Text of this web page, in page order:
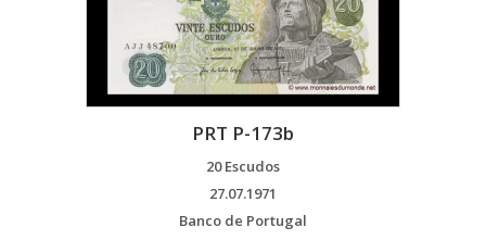
PRT P-173b
20 Escudos
27.07.1971
Banco de Portugal